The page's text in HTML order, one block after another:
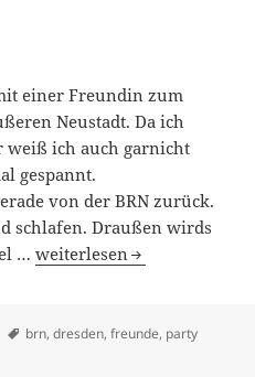
einer Freundin zum
Neustadt. Da ich
weiß ich auch garnicht
gespannt.
von der BRN zurück.
schlafen. Draußen wirds
…20/06/2009
weiterlesen
Schlagwörter
brn,dresden,freunde, party
06/2009